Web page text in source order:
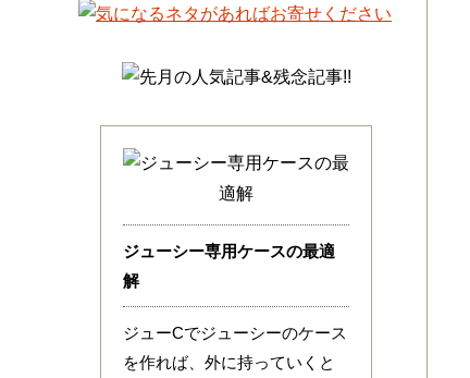
ジューシー専用ケースの最適
解
ジューCでジューシーのケース
を作れば、外に持っていくと